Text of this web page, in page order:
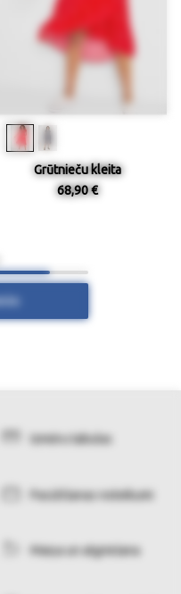
Grūtnieču kleita
68,90 €
Izmēru tabulas
Pasūtīšanas noteikumi
Maiņa un atgriešana